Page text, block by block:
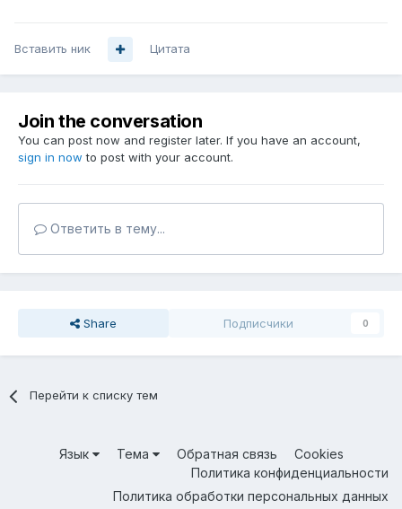
Вставить ник Цитата
Join the conversation
You can post now and register later. If you have an account,
sign in now to post with your account.
Ответить в тему...
Share Подписчики 0
Перейти к списку тем
Язык Тема Обратная связь
Cookies
Политика конфиденциальности
Политика обработки персональных данных